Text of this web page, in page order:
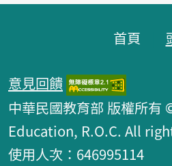
首頁
意見回饋
中華民國教育部 版權所
Education, R.O.C. All
使用人次：646995114